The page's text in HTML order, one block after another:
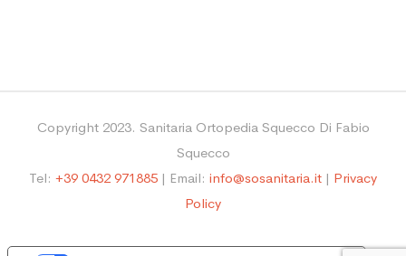
Copyright 2023. Sanitaria Ortopedia Squecco Di Fabio
Squecco
Tel: +39 0432 971885 | Email: info@sosanitaria.it | Privacy
Policy